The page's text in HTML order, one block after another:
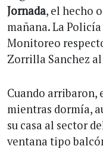
Jornada, el hecho
mañana. La
Monitoreo
Zorrilla Sanchez al
Cuando arribaron,
mientras dormía,
su casa al sector
ventana tipo